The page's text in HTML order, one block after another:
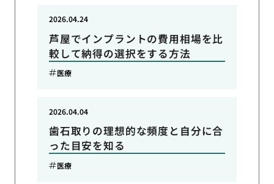
芦屋でインプラントの費用相場を比
較して納得の選択をする方法
2026.04.24
医療
歯石取りの理想的な頻度と自分に合
った目安を知る
2026.04.04
医療